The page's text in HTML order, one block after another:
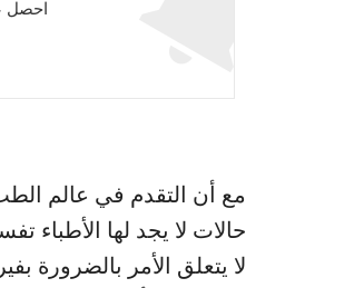
احصل
مع أن التقدم في عالم
حالات لا يجد لها الأطباء
لا يتعلق الأمر بالضرورة